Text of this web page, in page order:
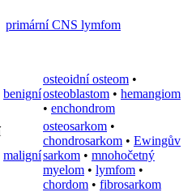
primární CNS lymfom
benigní
osteoidní osteom •
osteoblastom • hemangiom
• enchondrom
maligní
osteosarkom •
chondrosarkom • Ewingův
sarkom • mnohočetný
myelom • lymfom •
chordom • fibrosarkom